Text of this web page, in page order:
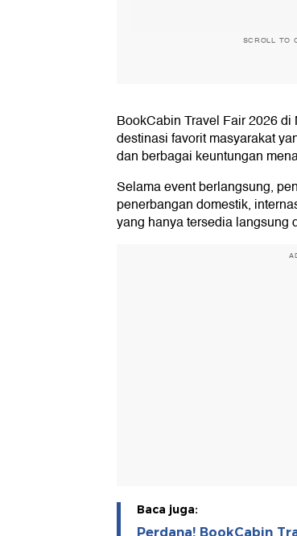
SCROLL TO
BookCabin Travel Fair 2026
destinasi favorit masyarakat
dan berbagai keuntungan
Selama event berlangsung,
penerbangan domestik,
yang hanya tersedia langsung
Baca juga:
Perdana! BookCabin